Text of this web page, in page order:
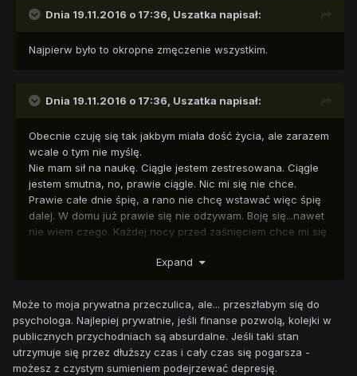
Dnia 19.11.2016 o 17:36, Uszatka napisał:
Najpierw było to okropne zmęczenie wszystkim.
Dnia 19.11.2016 o 17:36, Uszatka napisał:
Obecnie czuję się tak jakbym miała dość życia, ale zarazem
wcale o tym nie myślę.
Nie mam sił na naukę. Ciągle jestem zestresowana. Ciągle
jestem smutna, no, prawie ciągle. Nic mi się nie chce.
Prawie całe dnie śpię, a rano nie chcę wstawać więc śpię
dalej. W domu już prawie się nie odzywam. Boję się...nawet
nie wiem czego. Każdej nocy przed zaśnięciem chce mi się
Expand
Może to moja prywatna przeczulica, ale... przeszłabym się do
psychologa. Najlepiej prywatnie, jeśli finanse pozwolą, kolejki w
publicznych przychodniach są absurdalne. Jeśli taki stan
utrzymuje się przez dłuższy czas i cały czas się pogarsza -
możesz z czystym sumieniem podejrzewać depresję.